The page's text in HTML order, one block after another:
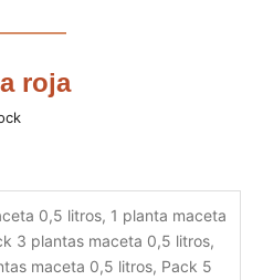
roja
0,5 litros, 1 planta maceta
3 plantas maceta 0,5 litros,
maceta 0,5 litros, Pack 5